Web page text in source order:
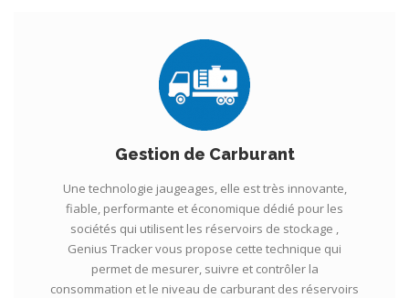
Gestion de Carburant
Une technologie jaugeages, elle est très innovante,
fiable, performante et économique dédié pour les
sociétés qui utilisent les réservoirs de stockage ,
Genius Tracker vous propose cette technique qui
permet de mesurer, suivre et contrôler la
consommation et le niveau de carburant des réservoirs